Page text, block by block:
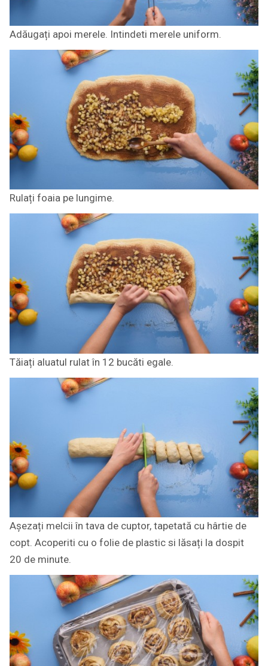
Adăugați apoi merele. Intindeti merele uniform.
Rulați foaia pe lungime.
Tăiați aluatul rulat în 12 bucăti egale.
Așezați melcii în tava de cuptor, tapetată cu hârtie de
copt. Acoperiti cu o folie de plastic si lăsați la dospit
20 de minute.